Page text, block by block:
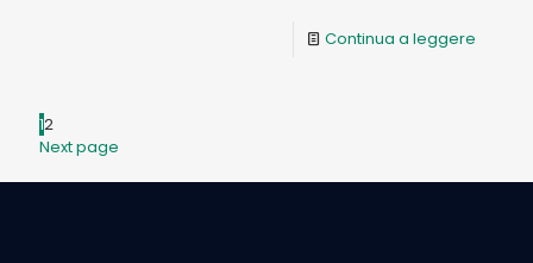
Continua a leggere
12
Next page